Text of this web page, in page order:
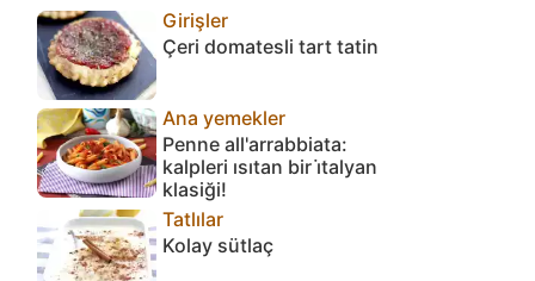
Girişler
Çeri domatesli tart tatin
Ana yemekler
Penne all'arrabbiata:
kalpleri ısıtan bir i̇talyan
klasiği!
Tatlılar
Kolay sütlaç